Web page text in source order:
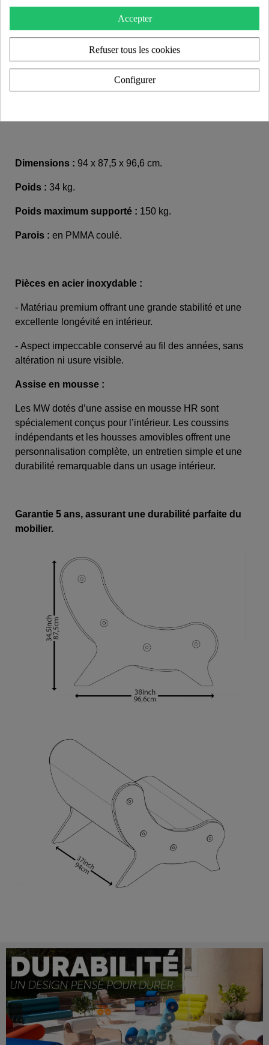
Le modèle MW06 est un fauteuil design fabriqué en
Dimensions : 94 x 87,5 x 96,6 cm.
Poids : 34 kg.
Poids maximum supporté : 150 kg.
Parois : en PMMA coulé.
Pièces en acier inoxydable :
- Matériau premium offrant une grande stabilité et une
excellente longévité en intérieur.
- Aspect impeccable conservé au fil des années, sans
altération ni usure visible.
Assise en mousse :
Les MW dotés d’une assise en mousse HR sont
spécialement conçus pour l’intérieur. Les coussins
indépendants et les housses amovibles offrent une
personnalisation complète, un entretien simple et une
durabilité remarquable dans un usage intérieur.
Garantie 5 ans, assurant une durabilité parfaite du
mobilier.
Accepter
Refuser tous les cookies
Configurer